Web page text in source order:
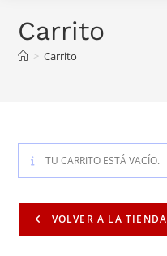
Carrito
> Carrito
TU CARRITO ESTÁ VACÍO.
VOLVER A LA TIENDA